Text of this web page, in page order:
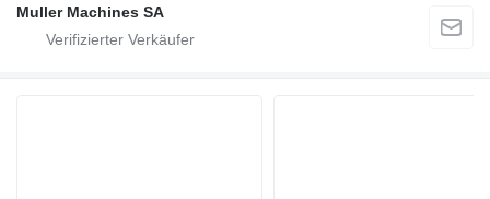
Muller Machines SA